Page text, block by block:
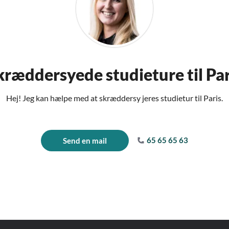
studieture til
Hej! Jeg kan hælpe med at skræddersy jeres studietur til Paris.
Send en mail 65 65 65 63